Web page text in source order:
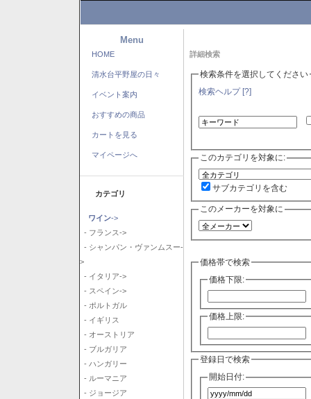
Menu
HOME
清水台平野屋の日々
イベント案内
おすすめの商品
カートを見る
マイページへ
カテゴリ
ワイン->
- フランス->
- シャンパン・ヴァンムスー-
>
- イタリア->
- スペイン->
- ポルトガル
- イギリス
- オーストリア
- ブルガリア
- ハンガリー
- ルーマニア
- ジョージア
詳細検索
検索条件を選択してください
検索ヘルプ [?]
このカテゴリを対象に:
サブカテゴリを含む
このメーカーを対象に
価格帯で検索
価格下限:
価格上限:
登録日で検索
開始日付: